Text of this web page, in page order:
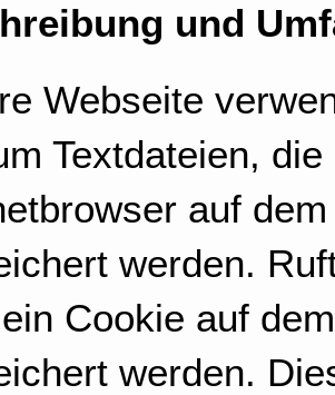
und
Webseite
Textdateien,
auf
werden.
Cookie auf
werden.